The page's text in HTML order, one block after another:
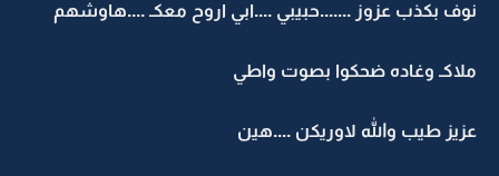
نوف بكذب عزوز .......حبيبي ....ابي اروح معكـ ....هاوشهم
ملاكـ وغاده ضحكوا بصوت واطي
عزيز طيب والله لاوريكن ....هين